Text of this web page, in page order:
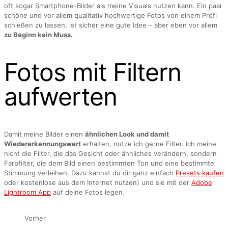
oft sogar Smartphone-Bilder als meine Visuals nutzen kann. Ein paar
schöne und vor allem qualitativ hochwertige Fotos von einem Profi
schießen zu lassen, ist sicher eine gute Idee – aber eben vor allem
zu Beginn kein Muss.
Fotos mit Filtern
aufwerten
Damit meine Bilder einen ähnlichen Look und damit
Wiedererkennungswert erhalten, nutze ich gerne Filter. Ich meine
nicht die Filter, die das Gesicht oder ähnliches verändern, sondern
Farbfilter, die dem Bild einen bestimmten Ton und eine bestimmte
Stimmung verleihen. Dazu kannst du dir ganz einfach Presets kaufen
oder kostenlose aus dem Internet nutzen) und sie mit der Adobe
Lightroom App auf deine Fotos legen.
Vorher